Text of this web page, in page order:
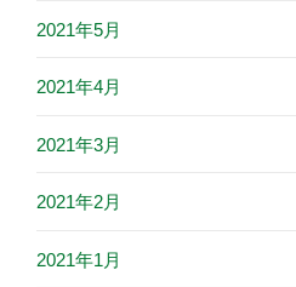
2021年5月
2021年4月
2021年3月
2021年2月
2021年1月